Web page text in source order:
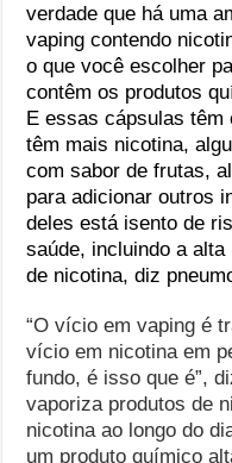
verdade que há uma
vaping contendo
o que você escolher
contêm os produtos
E essas cápsulas têm
têm mais nicotina,
com sabor de frutas,
para adicionar outros
deles está isento de
saúde, incluindo a alta
de nicotina, diz
“O vício em vaping é
vício em nicotina em
fundo, é isso que é”,
vaporiza produtos de
nicotina ao longo do
um produto químico